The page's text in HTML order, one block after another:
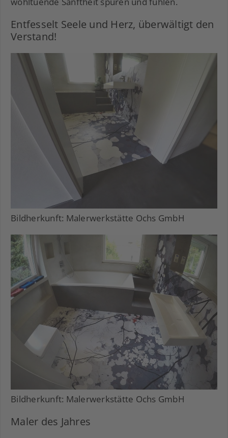
Entfesselt Seele und Herz, überwältigt den
Verstand!
Bildherkunft: Malerwerkstätte Ochs GmbH
Bildherkunft: Malerwerkstätte Ochs GmbH
Maler des Jahres